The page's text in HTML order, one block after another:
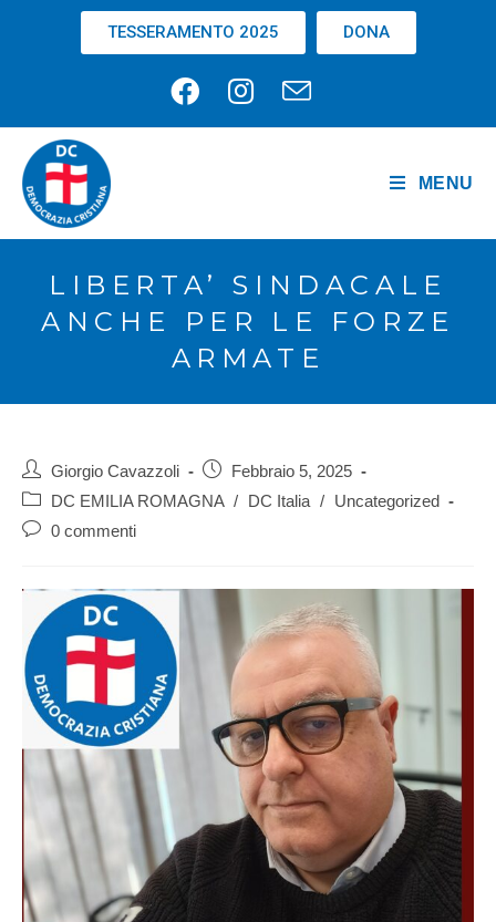
TESSERAMENTO 2025 DONA
MENU
LIBERTA’ SINDACALE
ANCHE PER LE FORZE
ARMATE
Giorgio Cavazzoli
Febbraio 5, 2025
DC EMILIA ROMAGNA / DC Italia /
Uncategorized
0 commenti